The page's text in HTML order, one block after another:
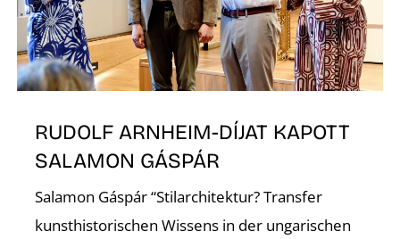
RUDOLF ARNHEIM-DÍJAT KAPOTT
SALAMON GÁSPÁR
Salamon Gáspár “Stilarchitektur? Transfer
kunsthistorischen Wissens in der ungarischen